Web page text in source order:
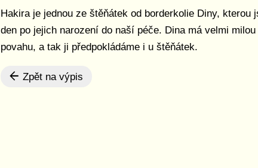
Hakira je jednou ze štěňátek od borderkolie Diny, kterou
den po jejich narození do naší péče. Dina má velmi
povahu, a tak ji předpokládáme i u štěňátek.
Zpět na výpis